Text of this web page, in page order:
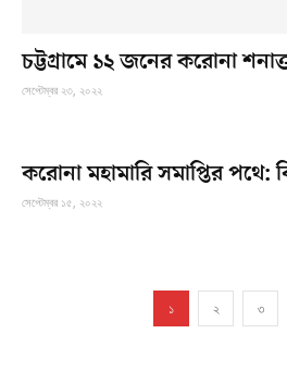
চট্টগ্রামে ১২ জনের করোনা
সেপ্টেম্বর ২৩, ২০২২
করোনা মহামারি সমাপ্তির পথে:
সেপ্টেম্বর ১৫, ২০২২
১ ২ ৩